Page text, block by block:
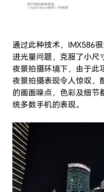
通过此种技术，IMX586
进光量问题，克服了小尺
夜景拍摄环境下，由于此
夜景拍摄表现令人惊叹，
的画面噪点，色彩及细节
统多数手机的表现。